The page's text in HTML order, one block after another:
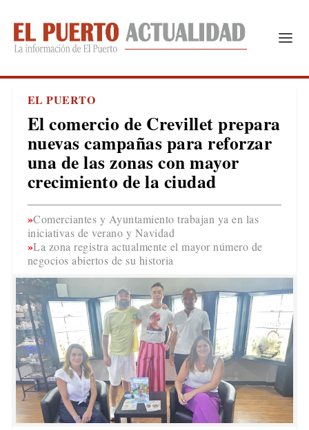
EL PUERTO
El comercio de Crevillet prepara
nuevas campañas para reforzar
una de las zonas con mayor
crecimiento de la ciudad
Comerciantes y Ayuntamiento trabajan ya en las
iniciativas de verano y Navidad
La zona registra actualmente el mayor número de
negocios abiertos de su historia